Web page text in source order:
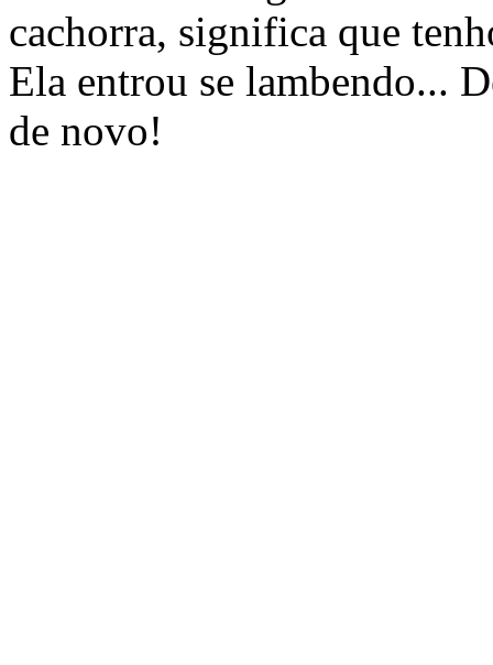
cachorra, significa que
Ela entrou se lambendo...
de novo!